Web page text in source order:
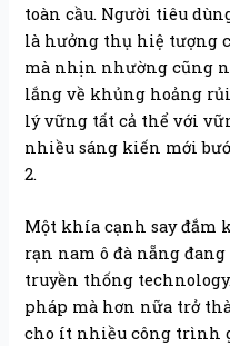
toàn cầu. Người tiêu
là hưởng thụ hiệ tượng
mà nhịn nhường cũng
lắng về khủng hoảng
lý vững tất cả thể với
nhiều sáng kiến mới
2.
Một khía cạnh say đắm
rạn nam ô đà nẵng
truyền thống
pháp mà hơn nữa trở
cho ít nhiều công trình